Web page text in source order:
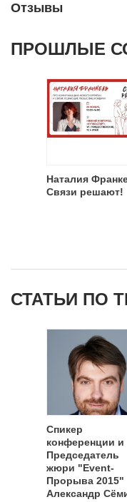
Отзывы
ПРОШЛЫЕ
Наталия
Связи решают!
СТАТЬИ ПО
Спикер
конференции и
Председатель
жюри "Event-
Прорыва 2015"
Александр